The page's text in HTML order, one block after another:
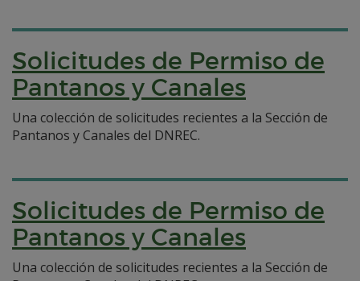
Solicitudes de Permiso de
Pantanos y Canales
Una colección de solicitudes recientes a la Sección de
Pantanos y Canales del DNREC.
Solicitudes de Permiso de
Pantanos y Canales
Una colección de solicitudes recientes a la Sección de